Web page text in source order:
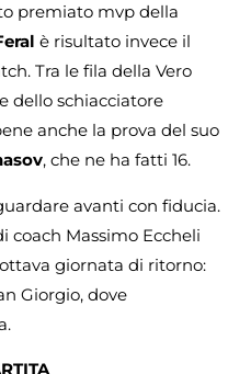
premiato mvp della
è risultato invece il
Tra le fila della Vero
dello schiacciatore
anche la prova del suo
, che ne ha fatti 16.
avanti con fiducia.
coach Massimo Eccheli
giornata di ritorno:
Giorgio, dove